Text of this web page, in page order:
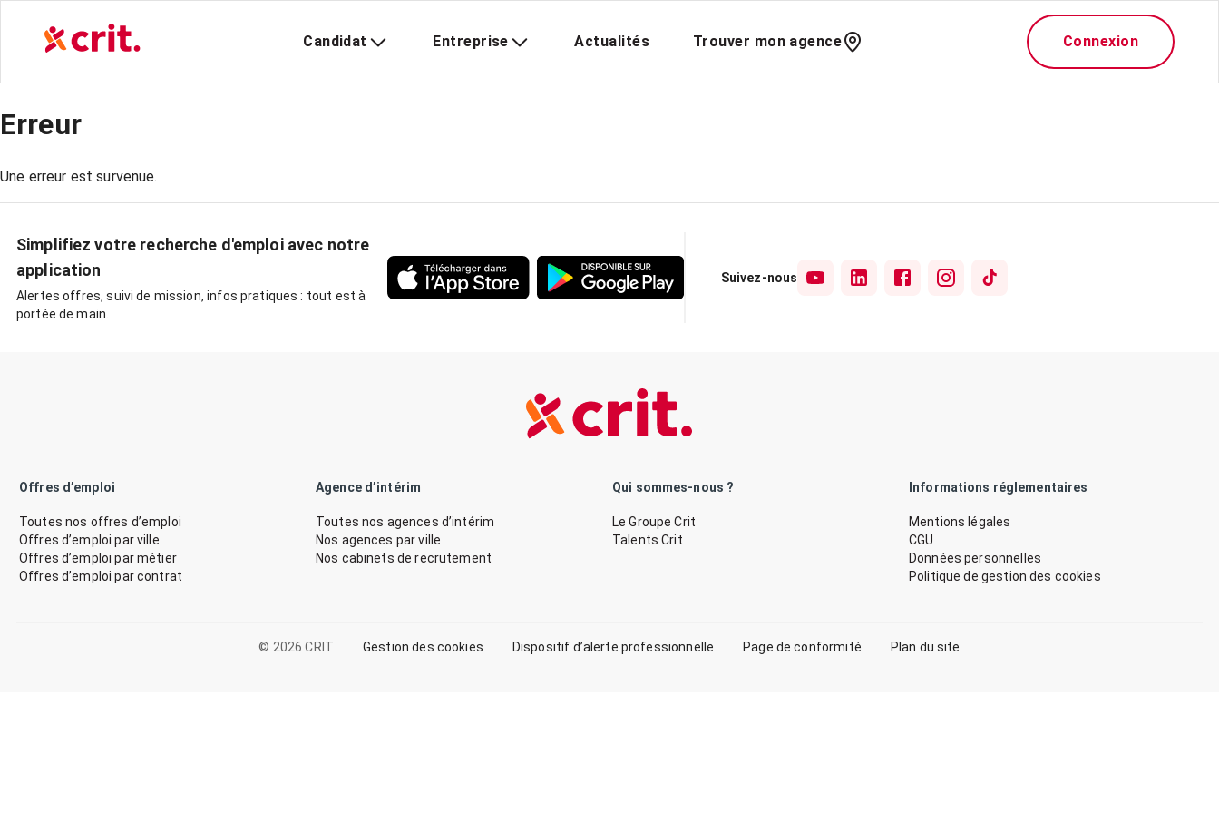
Candidat Entreprise Actualités Trouver mon agence Connexion
Erreur
Une erreur est survenue.
Simplifiez votre recherche d'emploi avec notre
application
Alertes offres, suivi de mission, infos pratiques : tout est à
portée de main.
Suivez-nous
Offres d’emploi
Toutes nos offres d’emploi
Offres d’emploi par ville
Offres d’emploi par métier
Offres d’emploi par contrat
Agence d’intérim
Toutes nos agences d’intérim
Nos agences par ville
Nos cabinets de recrutement
Qui sommes-nous ?
Le Groupe Crit
Talents Crit
Informations réglementaires
Mentions légales
CGU
Données personnelles
Politique de gestion des cookies
© 2026 CRIT Gestion des cookies Dispositif d’alerte professionnelle Page de conformité Plan du site